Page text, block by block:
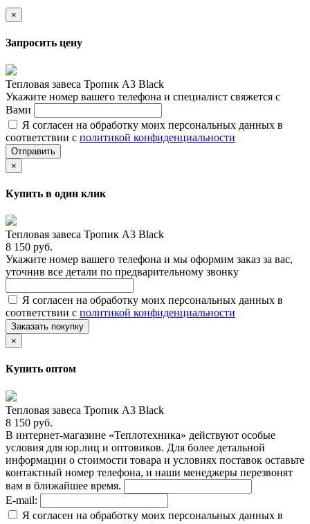
×
Запросить цену
Тепловая завеса Тропик А3 Black
Укажите номер вашего телефона и специалист свяжется с
Вами
Я согласен на обработку моих персональных данных в
соответствии с политикой конфиденциальности
Отправить
×
Купить в один клик
Тепловая завеса Тропик А3 Black
8 150 руб.
Укажите номер вашего телефона и мы оформим заказ за вас,
уточнив все детали по предварительному звонку
Я согласен на обработку моих персональных данных в
соответствии с политикой конфиденциальности
Заказать покупку
×
Купить оптом
Тепловая завеса Тропик А3 Black
8 150 руб.
В интернет-магазине «Теплотехника» действуют особые
условия для юр.лиц и оптовиков. Для более детальной
информации о стоимости товара и условиях поставок оставьте
контактный номер телефона, и наши менеджеры перезвонят
вам в ближайшее время.
E-mail:
Я согласен на обработку моих персональных данных в